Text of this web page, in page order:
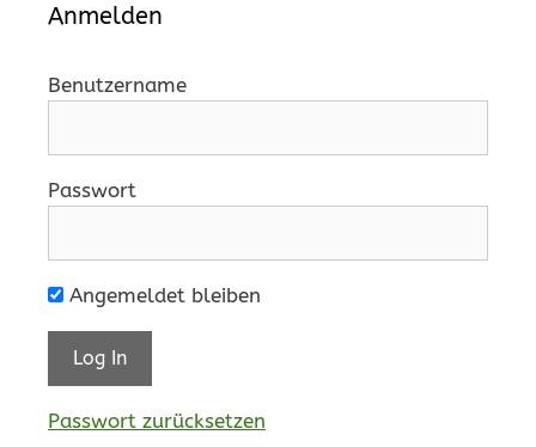
Anmelden
Benutzername
Passwort
Angemeldet bleiben
Passwort zurücksetzen